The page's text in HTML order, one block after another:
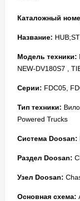
Каталожный
Название:
Модель техники:
NEW-DV180S7 ,
Серии: FDC05,
Тип техники:
Powered Trucks
Система Doosan:
Раздел Doosan:
Узел Doosan:
Основная схема: